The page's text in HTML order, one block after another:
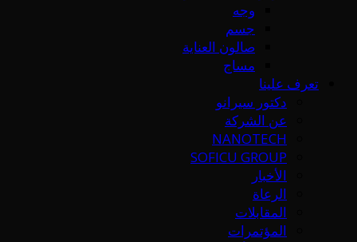
وجه
جسم
صالون العناية
مساج
تعرف علينا
دكتور سيرانو
عن الشركة
NANOTECH
SOFICU GROUP
الأخبار
الرعاة
المقابلات
المؤتمرات